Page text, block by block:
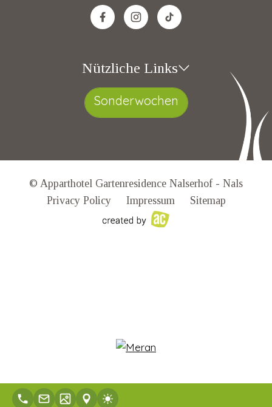
Nützliche Links
Sonderwochen
© Apparthotel Gartenresidence Nalserhof - Nals
Privacy Policy
Impressum Sitemap